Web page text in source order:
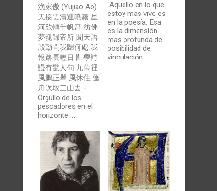
漁家傲 (Yujiao Ao)
天接雲濤連曉霧 星
河欲轉千帆舞 彷佛
夢魂歸帝所 聞天語
殷勤問我歸何處 我
報路長嗟日暮 學詩
謾有驚人句 九萬裡
風鵬正舉 風休住 蓬
舟吹取三山去 -
Orgullo de los
pescadores en el
horizonte …
"Aquello en lo que
estoy mas vivo es
en la poesía. Esa
es la dimensión
mas profunda de
posibilidad de
vinculación …